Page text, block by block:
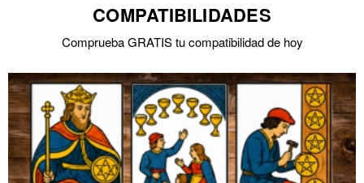
COMPATIBILIDADES
Comprueba GRATIS tu compatibilidad de hoy